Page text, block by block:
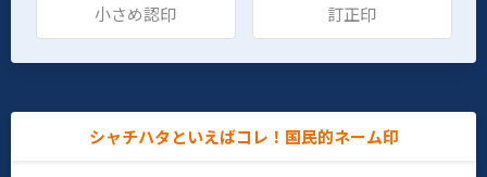
小さめ認印 訂正印
シャチハタといえばコレ！国民的ネーム印